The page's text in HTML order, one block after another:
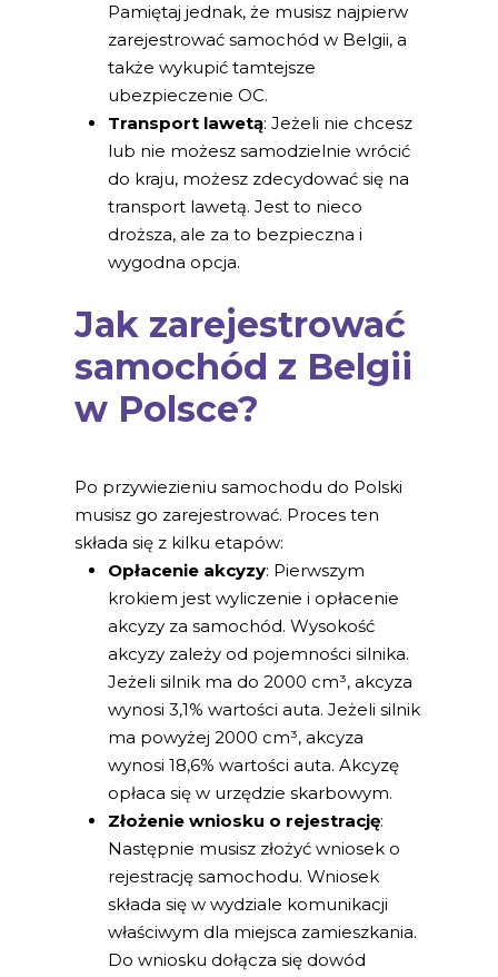
Pamiętaj jednak, że musisz najpierw
zarejestrować samochód w Belgii, a
także wykupić tamtejsze
ubezpieczenie OC.
Transport lawetą: Jeżeli nie chcesz
lub nie możesz samodzielnie wrócić
do kraju, możesz zdecydować się na
transport lawetą. Jest to nieco
droższa, ale za to bezpieczna i
wygodna opcja.
Jak zarejestrować
samochód z Belgii
w Polsce?
Po przywiezieniu samochodu do Polski
musisz go zarejestrować. Proces ten
składa się z kilku etapów:
Opłacenie akcyzy: Pierwszym
krokiem jest wyliczenie i opłacenie
akcyzy za samochód. Wysokość
akcyzy zależy od pojemności silnika.
Jeżeli silnik ma do 2000 cm³, akcyza
wynosi 3,1% wartości auta. Jeżeli silnik
ma powyżej 2000 cm³, akcyza
wynosi 18,6% wartości auta. Akcyzę
opłaca się w urzędzie skarbowym.
Złożenie wniosku o rejestrację:
Następnie musisz złożyć wniosek o
rejestrację samochodu. Wniosek
składa się w wydziale komunikacji
właściwym dla miejsca zamieszkania.
Do wniosku dołącza się dowód